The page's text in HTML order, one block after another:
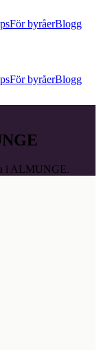
För byråerBlogg
För byråerBlogg
i ALMUNGE.